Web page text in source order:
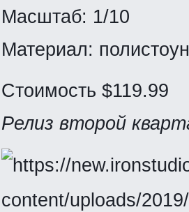
Масштаб: 1/10
Материал: полистоун
Стоимость $119.99
Релиз второй